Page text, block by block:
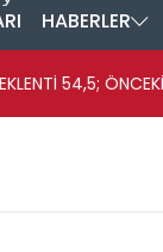
HABERLER
54,5;